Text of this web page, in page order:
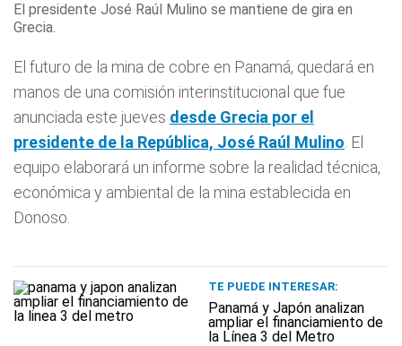
El presidente José Raúl Mulino se mantiene de gira en
Grecia.
El futuro de la mina de cobre en Panamá, quedará en
manos de una comisión interinstitucional que fue
anunciada este jueves desde Grecia por el
presidente de la República, José Raúl Mulino . El
equipo elaborará un informe sobre la realidad técnica,
económica y ambiental de la mina establecida en
Donoso.
TE PUEDE INTERESAR:
Panamá y Japón analizan
ampliar el financiamiento de
la Línea 3 del Metro